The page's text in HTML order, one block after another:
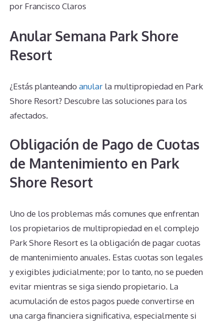
por Francisco Claros
Anular Semana Park Shore
Resort
¿Estás planteando anular la multipropiedad en Park
Shore Resort? Descubre las soluciones para los
afectados.
Obligación de Pago de Cuotas
de Mantenimiento en Park
Shore Resort
Uno de los problemas más comunes que enfrentan
los propietarios de multipropiedad en el complejo
Park Shore Resort es la obligación de pagar cuotas
de mantenimiento anuales. Estas cuotas son legales
y exigibles judicialmente; por lo tanto, no se pueden
evitar mientras se siga siendo propietario. La
acumulación de estos pagos puede convertirse en
una carga financiera significativa, especialmente si